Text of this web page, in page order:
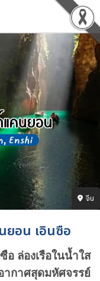
จีน
ยอน เอินซือ
ล่องเรือในน้ำใส
ากาศสุดมหัศจรรย์